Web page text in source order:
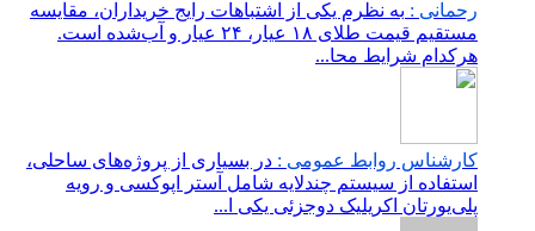
رحمانی : به نظرم یکی از اشتباهات رایج خریداران، مقایسه
مستقیم قیمت طلای ۱۸ عیار، ۲۴ عیار و آب‌شده است.
هرکدام شرایط محا...
کارشناس روابط عمومی : در بسیاری از پروژه‌های ساحلی،
استفاده از سیستم چندلایه شامل آستر اپوکسی و رویه
پلی‌یورتان اکریلیک دوجزئی یکی ا...